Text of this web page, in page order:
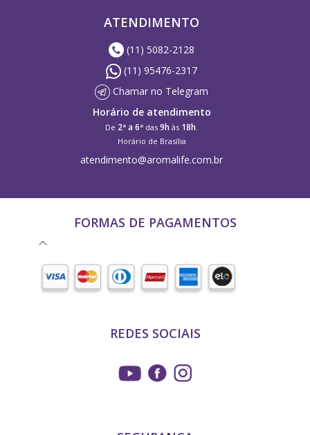
ATENDIMENTO
(11) 5082-2128
(11) 95476-2317
Chamar no Telegram
Horário de atendimento
De 2ª a 6ª das 9h às 18h
Horário de Brasília
atendimento@aromalife.com.br
FORMAS DE PAGAMENTOS
REDES SOCIAIS